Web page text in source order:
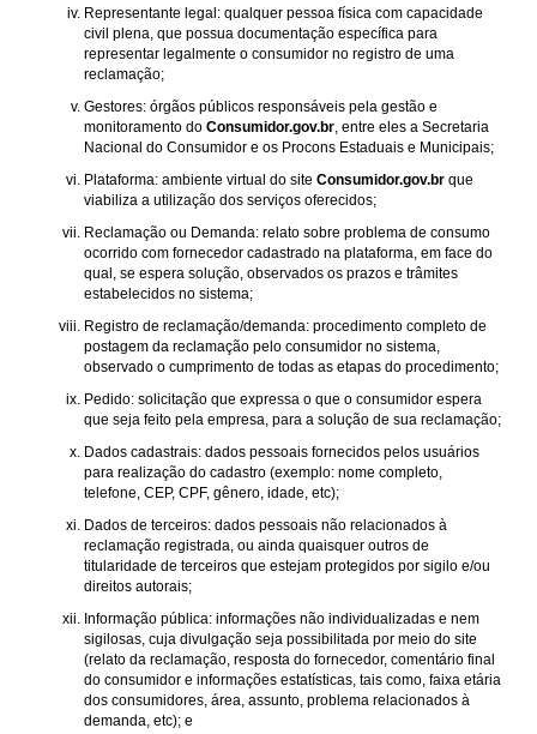
Representante legal: qualquer pessoa física com capacidade
civil plena, que possua documentação específica para
representar legalmente o consumidor no registro de uma
reclamação;
Gestores: órgãos públicos responsáveis pela gestão e
monitoramento do Consumidor.gov.br, entre eles a Secretaria
Nacional do Consumidor e os Procons Estaduais e Municipais;
Plataforma: ambiente virtual do site Consumidor.gov.br que
viabiliza a utilização dos serviços oferecidos;
Reclamação ou Demanda: relato sobre problema de consumo
ocorrido com fornecedor cadastrado na plataforma, em face do
qual, se espera solução, observados os prazos e trâmites
estabelecidos no sistema;
Registro de reclamação/demanda: procedimento completo de
postagem da reclamação pelo consumidor no sistema,
observado o cumprimento de todas as etapas do procedimento;
Pedido: solicitação que expressa o que o consumidor espera
que seja feito pela empresa, para a solução de sua reclamação;
Dados cadastrais: dados pessoais fornecidos pelos usuários
para realização do cadastro (exemplo: nome completo,
telefone, CEP, CPF, gênero, idade, etc);
Dados de terceiros: dados pessoais não relacionados à
reclamação registrada, ou ainda quaisquer outros de
titularidade de terceiros que estejam protegidos por sigilo e/ou
direitos autorais;
Informação pública: informações não individualizadas e nem
sigilosas, cuja divulgação seja possibilitada por meio do site
(relato da reclamação, resposta do fornecedor, comentário final
do consumidor e informações estatísticas, tais como, faixa etária
dos consumidores, área, assunto, problema relacionados à
demanda, etc); e